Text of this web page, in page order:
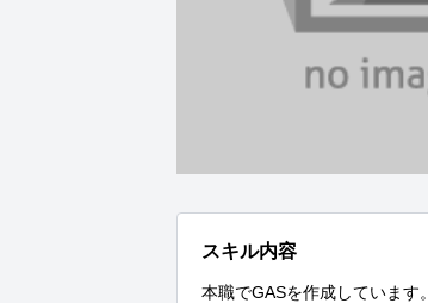
スキル内容
本職でGASを作成しています。